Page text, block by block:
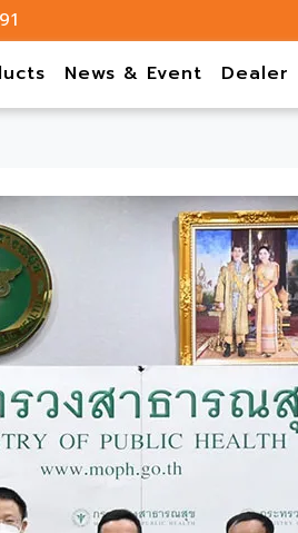
News & Event Dealer